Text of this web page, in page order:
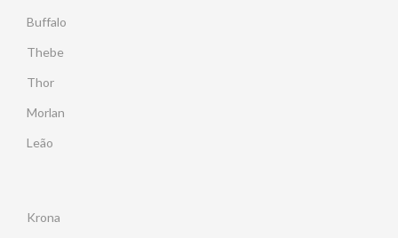
Buffalo
Thebe
Thor
Morlan
Leão
Krona